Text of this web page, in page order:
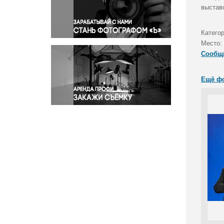
Правосудие
Происшествия и конфликты
Религия
Светская жизнь
Спорт
Экология
Экономика и бизнес
Место:
Ещё